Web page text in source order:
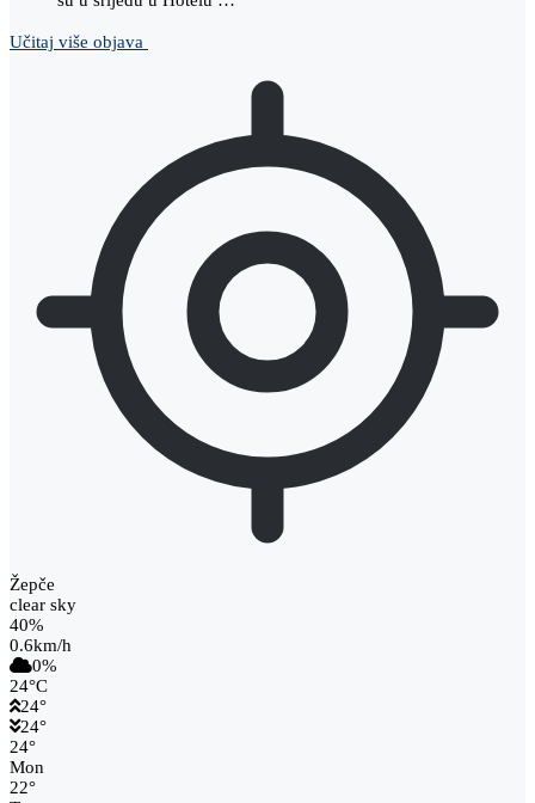
Učitaj više objava
Žepče
clear sky
40%
0.6km/h
0%
24°C
24°
24°
24°
Mon
22°